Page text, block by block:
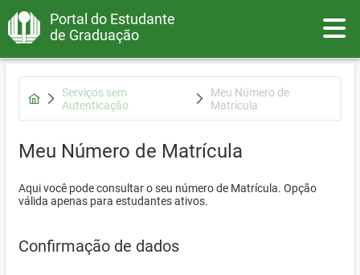
Portal do Estudante
de Graduação
Serviços sem
Autenticação
Meu Número de
Matrícula
Meu Número de Matrícula
Aqui você pode consultar o seu número de Matrícula. Opção
válida apenas para estudantes ativos.
Confirmação de dados